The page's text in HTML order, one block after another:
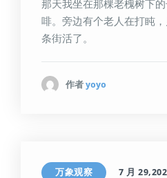
那天我坐在那棵老槐树下
啡。旁边有个老人在打盹
条街活了。
作者 yoyo
万象观察 7 月